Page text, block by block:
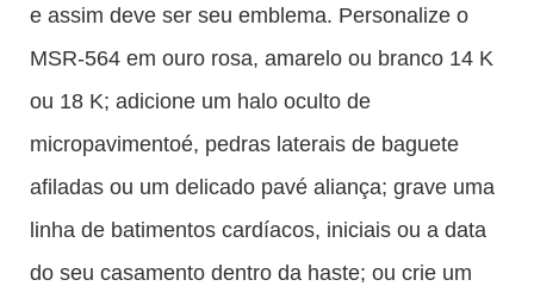
e assim deve ser seu emblema. Personalize o
MSR-564 em ouro rosa, amarelo ou branco 14 K
ou 18 K; adicione um halo oculto de
micropavimentoé, pedras laterais de baguete
afiladas ou um delicado pavé aliança; grave uma
linha de batimentos cardíacos, iniciais ou a data
do seu casamento dentro da haste; ou crie um